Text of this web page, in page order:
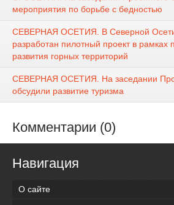
мероприятия по борьбе с бедностью
СЕВЕРНАЯ ОСЕТИЯ. В Северной
разработан пилотный проект в рамках
развития горных территорий
СЕВЕРНАЯ ОСЕТИЯ. На заседании
обсудили развитие туризма
Комментарии (0)
Навигация
О сайте